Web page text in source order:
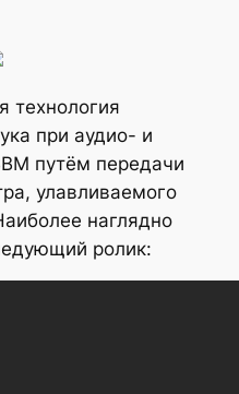
технология
при аудио- и
путём передачи
улавливаемого
наглядно
ролик: